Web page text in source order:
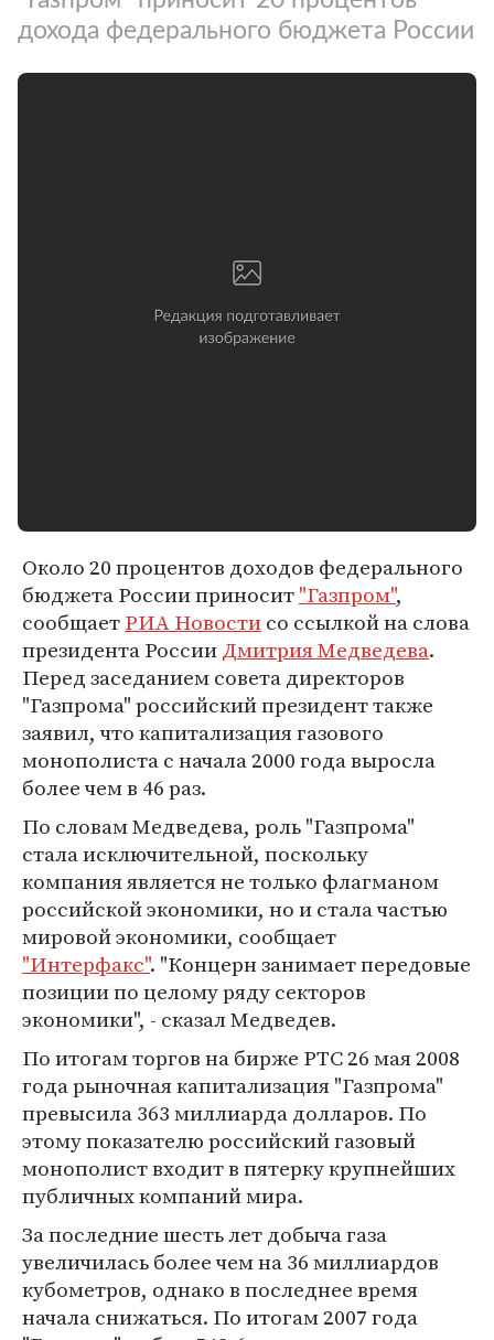
дохода федерального бюджета России
Около 20 процентов доходов федерального
бюджета России приносит"Газпром",
сообщаетРИА Новостисо ссылкой на слова
президента РоссииДмитрия Медведева.
Перед заседанием совета директоров
"Газпрома" российский президент также
заявил, что капитализация газового
монополиста с начала 2000 года выросла
более чем в 46 раз.
По словам Медведева, роль "Газпрома"
стала исключительной, поскольку
компания является не только флагманом
российской экономики, но и стала частью
мировой экономики, сообщает
"Интерфакс". "Концерн занимает передовые
позиции по целому ряду секторов
экономики", - сказал Медведев.
По итогам торгов на бирже РТС 26 мая 2008
года рыночная капитализация "Газпрома"
превысила 363 миллиарда долларов. По
этому показателю российский газовый
монополист входит в пятерку крупнейших
публичных компаний мира.
За последние шесть лет добыча газа
увеличилась более чем на 36 миллиардов
кубометров, однако в последнее время
начала снижаться. По итогам 2007 года